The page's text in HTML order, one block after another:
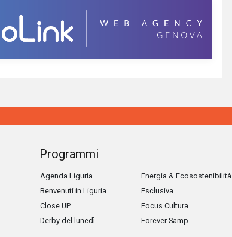
Programmi
Agenda Liguria
Benvenuti in Liguria
Close UP
Derby del lunedì
Energia & Ecosostenibilità
Esclusiva
Focus Cultura
Forever Samp